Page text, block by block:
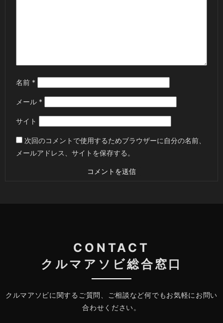
名前 *
メール *
サイト
次回のコメントで使用するためブラウザーに自分の名前、
メールアドレス、サイトを保存する。
CONTACT
クルマアソビ総合窓口
クルマアソビに関するご質問、ご相談など何でもお気軽にお問い
合わせください。